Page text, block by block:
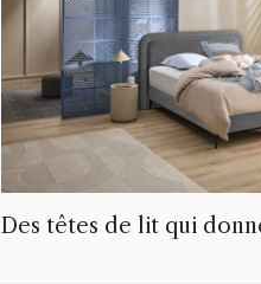
Des têtes de lit qui